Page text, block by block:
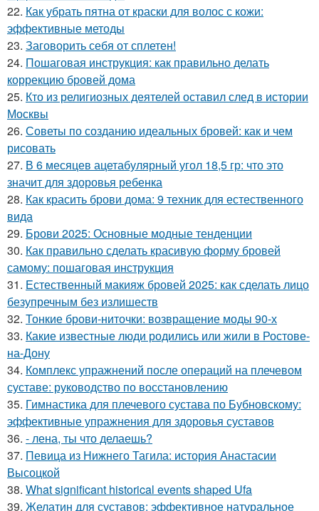
22. Как убрать пятна от краски для волос с кожи:
эффективные методы
23. Заговорить себя от сплетен!
24. Пошаговая инструкция: как правильно делать
коррекцию бровей дома
25. Кто из религиозных деятелей оставил след в истории
Москвы
26. Советы по созданию идеальных бровей: как и чем
рисовать
27. В 6 месяцев ацетабулярный угол 18,5 гр: что это
значит для здоровья ребенка
28. Как красить брови дома: 9 техник для естественного
вида
29. Брови 2025: Основные модные тенденции
30. Как правильно сделать красивую форму бровей
самому: пошаговая инструкция
31. Естественный макияж бровей 2025: как сделать лицо
безупречным без излишеств
32. Тонкие брови-ниточки: возвращение моды 90-х
33. Какие известные люди родились или жили в Ростове-
на-Дону
34. Комплекс упражнений после операций на плечевом
суставе: руководство по восстановлению
35. Гимнастика для плечевого сустава по Бубновскому:
эффективные упражнения для здоровья суставов
36. - лена, ты что делаешь?
37. Певица из Нижнего Тагила: история Анастасии
Высоцкой
38. What significant historical events shaped Ufa
39. Желатин для суставов: эффективное натуральное